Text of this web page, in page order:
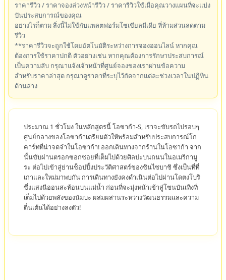
ราคารีวิว / ราคาจองล่วงหน้ารีวิว / ราคารีวิวใช้เมื่อคุณวางแผนที่จะแบ่ง
ปันประสบการณ์ของคุณ
อย่างไรก็ตาม สิ่งนี้ไม่ใช้กับแพลตฟอร์มโซเชียลมีเดีย ที่ห้ามส่วนลดตาม
รีวิว
**ราคารีวิวจะถูกใช้โดยอัตโนมัติระหว่างการจองออนไลน์ หากคุณ
ต้องการใช้ราคาปกติ ตัวอย่างเช่น หากคุณต้องการรักษาประสบการณ์
เป็นความลับ กรุณาแจ้งเจ้าหน้าที่ศูนย์จองของเราผ่านข้อความ
สำหรับราคาล่าสุด กรุณาดูราคาที่ระบุไว้ถัดจากแต่ละช่วงเวลาในปฏิทิน
ด้านล่าง
ประมาณ 1 ชั่วโมง ในหลักสูตรนี้ โอซาก้า-S, เราจะขับรถไปรอบๆ
ศูนย์กลางของโอซาก้าเตรียมตัวให้พร้อมสำหรับประสบการณ์โก
คาร์ทที่น่าจดจำในโอซาก้า! ออกเดินทางจากร้านในโอซาก้า จาก
นั้นขับผ่านตรอกซอกซอยที่เต็มไปด้วยศิลปะบนถนนในอเมริกามู
ระ ต่อไปเข้าสู่ย่านช็อปปิ้งประวัติศาสตร์ของชินไซบาชิ ซึ่งเป็นที่ที่
เก่าและใหม่มาพบกัน การเดินทางยังคงดำเนินต่อไปผ่านโดตงโบริ
ซึ่งแสงนีออนสะท้อนบนแม่น้ำ ก่อนที่จะมุ่งหน้าเข้าสู่โซนบันเทิงที่
เต็มไปด้วยพลังของนัมบะ ผสมผสานระหว่างวัฒนธรรมและความ
ตื่นเต้นได้อย่างลงตัว!